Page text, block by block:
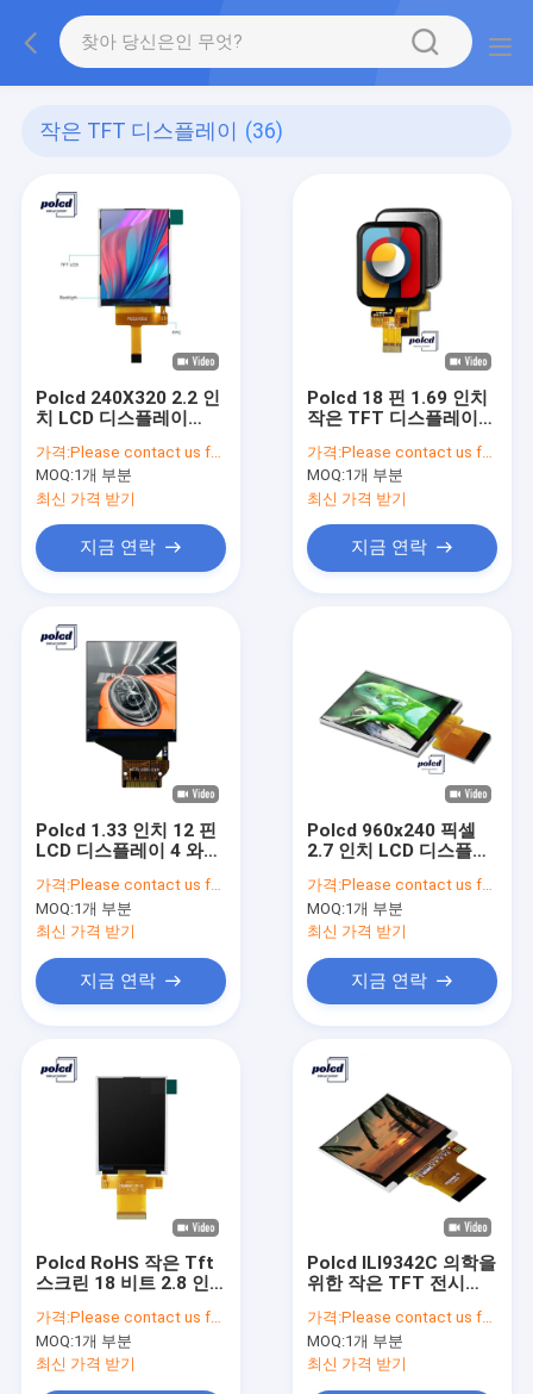
작은 TFT 디스플레이 (36)
Polcd 240X320 2.2 인
치 LCD 디스플레이
니터 300 밝기
가격:Please contact us for latest price
MOQ:1개 부분
최신 가격 받기
지금 연락
Polcd 18 핀 1.69 인치
작은 TFT 디스플레이
IPS LCD
가격:Please contact us for latest price
MOQ:1개 부분
최신 가격 받기
지금 연락
Polcd 1.33 인치 12 핀
LCD 디스플레이 4 와이
ST7789V RGB 수직 줄
무늬
가격:Please contact us for latest price
MOQ:1개 부분
최신 가격 받기
지금 연락
Polcd 960x240 픽셀
2.7 인치 LCD 디스플레
디스플레이
가격:Please contact us for latest price
MOQ:1개 부분
최신 가격 받기
지금 연락
Polcd RoHS 작은 Tft
스크린 18 비트 2.8 인
240x320 픽셀
가격:Please contact us for latest price
MOQ:1개 부분
최신 가격 받기
Polcd ILI9342C 의학을
위한 작은 TFT 전시
가격:Please contact us for latest price
MOQ:1개 부분
최신 가격 받기